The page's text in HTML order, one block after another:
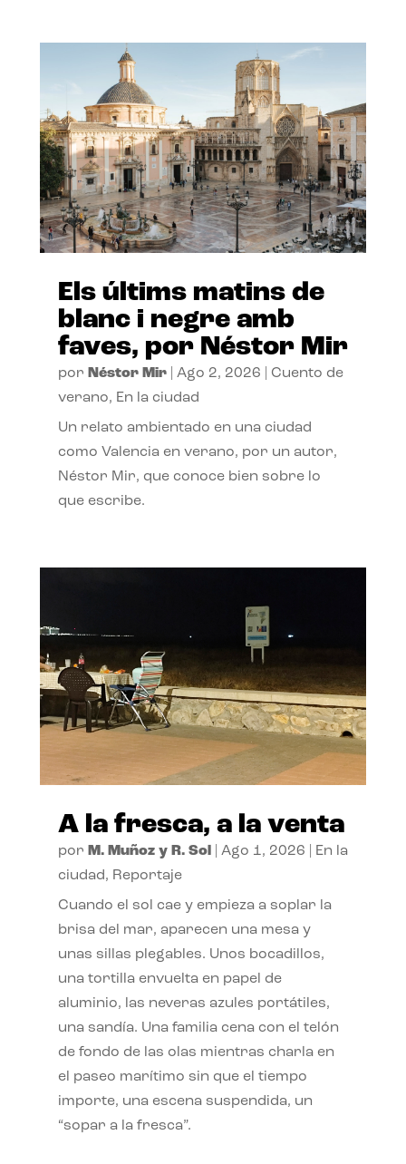
Els últims matins de
blanc i negre amb
faves, por Néstor Mir
por Néstor Mir| Ago 2, 2026
Cuento de
verano, En la ciudad
Un relato ambientado en una ciudad
como Valencia en verano, por un autor,
Néstor Mir, que conoce bien sobre lo
que escribe.
A la fresca, a la venta
por M. Muñoz y R. Sol| Ago 1, 2026
En la
ciudad, Reportaje
Cuando el sol cae y empieza a soplar la
brisa del mar, aparecen una mesa y
unas sillas plegables. Unos bocadillos,
una tortilla envuelta en papel de
aluminio, las neveras azules portátiles,
una sandía. Una familia cena con el telón
de fondo de las olas mientras charla en
el paseo marítimo sin que el tiempo
importe, una escena suspendida, un
“sopar a la fresca”.